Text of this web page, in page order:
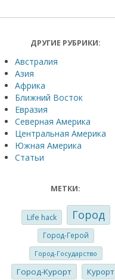
ДРУГИЕ РУБРИКИ:
Австралия
Азия
Африка
Ближний Восток
Евразия
Северная Америка
Центральная Америка
Южная Америка
Статьи
МЕТКИ:
Life hack Город
Город-Герой
Город-Государство
Город-Курорт Курорт